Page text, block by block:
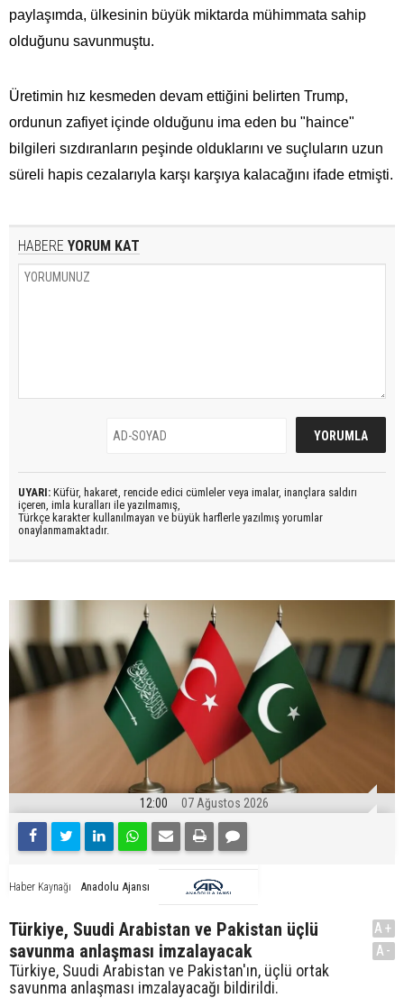
paylaşımda, ülkesinin büyük miktarda mühimmata​​​​​​​ sahip
olduğunu savunmuştu.
Üretimin hız kesmeden devam ettiğini belirten Trump,
ordunun zafiyet içinde olduğunu ima eden bu "haince"
bilgileri sızdıranların peşinde olduklarını ve suçluların uzun
süreli hapis cezalarıyla karşı karşıya kalacağını ifade etmişti.
HABERE YORUM KAT
UYARI: Küfür, hakaret, rencide edici cümleler veya imalar, inançlara saldırı
içeren, imla kuralları ile yazılmamış,
Türkçe karakter kullanılmayan ve büyük harflerle yazılmış yorumlar
onaylanmamaktadır.
12:00 07 Ağustos 2026
Haber Kaynağı Anadolu Ajansı
Türkiye, Suudi Arabistan ve Pakistan üçlü
savunma anlaşması imzalayacak
Türkiye, Suudi Arabistan ve Pakistan'ın, üçlü ortak
savunma anlaşması imzalayacağı bildirildi.
A+
A-